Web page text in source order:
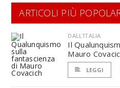
ARTICOLI PIÙ
DALL'ITALIA
Il
Mauro
LEGGI